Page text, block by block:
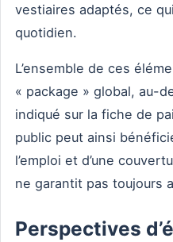
vestiaires adaptés, ce
quotidien.
L’ensemble de ces
« package » global, au-
indiqué sur la fiche de
public peut ainsi
l’emploi et d’une
ne garantit pas toujours
Perspectives